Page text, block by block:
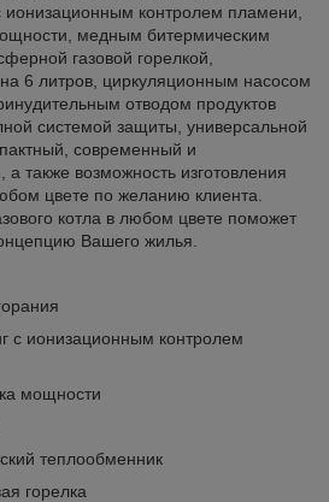
контролем пламени,
медным битермическим
газовой горелкой,
6 литров, циркуляционным насосом
отводом продуктов
системой защиты, универсальной
современный и
также возможность изготовления
цвете по желанию клиента.
котла в любом цвете поможет
Вашего жилья.
с ионизационным контролем
мощности
теплообменник
горелка